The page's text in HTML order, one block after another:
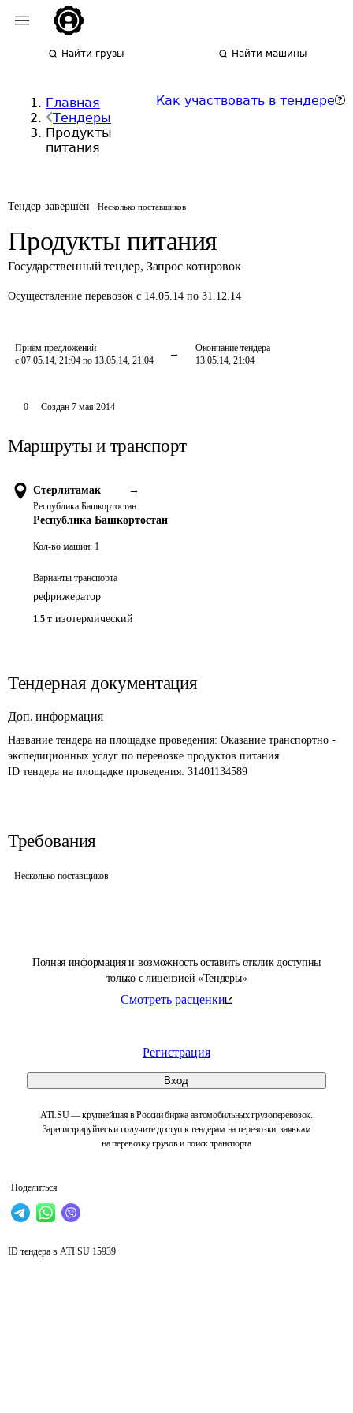
Найти грузы Найти машины
Главная
Тендеры
Продукты
питания
Как участвовать в тендере
Тендер завершён Несколько поставщиков
Продукты питания
Государственный тендер, Запрос котировок
Осуществление перевозок с 14.05.14 по 31.12.14
Приём предложений
с 07.05.14, 21:04 по 13.05.14, 21:04
Окончание тендера
13.05.14, 21:04
Полная информация и возможность оставить отклик доступны
только с лицензией «Тендеры»
Смотреть расценки
Регистрация
Вход
ATI.SU — крупнейшая в России биржа автомобильных грузоперевозок.
Зарегистрируйтесь и получите доступ к тендерам на перевозки, заявкам
на перевозку грузов и поиск транспорта
Поделиться
0 Создан 7 мая 2014
Маршруты и транспорт
Стерлитамак →
Республика Башкортостан
Республика Башкортостан
Кол-во машин: 1
Варианты транспорта
рефрижератор
1.5 т изотермический
Тендерная документация
Доп. информация
Название тендера на площадке проведения: Оказание транспортно -
экспедиционных услуг по перевозке продуктов питания
ID тендера на площадке проведения: 31401134589
Требования
Несколько поставщиков
ID тендера в ATI.SU 15939